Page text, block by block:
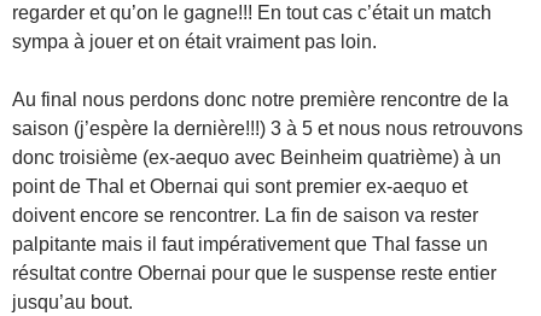
regarder et qu’on le gagne!!! En tout cas c’était un match
sympa à jouer et on était vraiment pas loin.
Au final nous perdons donc notre première rencontre de la
saison (j’espère la dernière!!!) 3 à 5 et nous nous retrouvons
donc troisième (ex-aequo avec Beinheim quatrième) à un
point de Thal et Obernai qui sont premier ex-aequo et
doivent encore se rencontrer. La fin de saison va rester
palpitante mais il faut impérativement que Thal fasse un
résultat contre Obernai pour que le suspense reste entier
jusqu’au bout.